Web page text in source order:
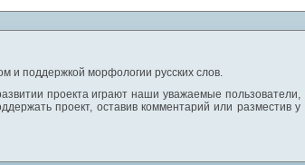
и поддержкой морфологии русских слов.
проекта играют наши уважаемые пользователи,
проект, оставив комментарий или разместив у